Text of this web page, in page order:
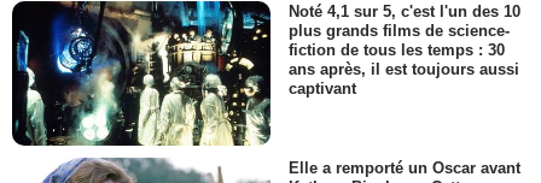
Noté 4,1 sur 5, c'est l'un des 10
plus grands films de science-
fiction de tous les temps : 30
ans après, il est toujours aussi
captivant
Elle a remporté un Oscar avant